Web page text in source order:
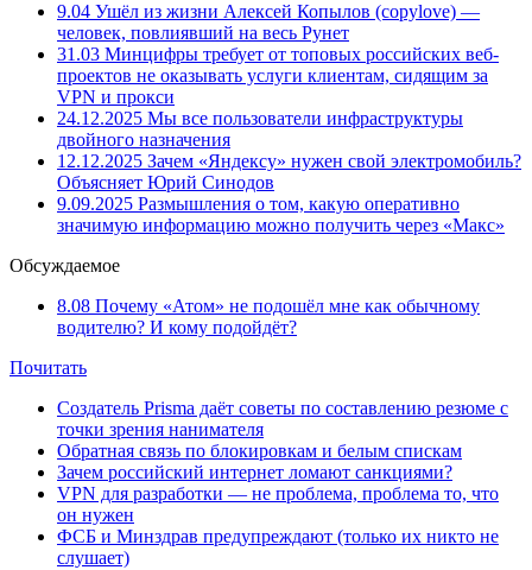
9.04 Ушёл из жизни Алексей Копылов (copylove) —
человек, повлиявший на весь Рунет
31.03 Минцифры требует от топовых российских веб-
проектов не оказывать услуги клиентам, сидящим за
VPN и прокси
24.12.2025 Мы все пользователи инфраструктуры
двойного назначения
12.12.2025 Зачем «Яндексу» нужен свой электромобиль?
Объясняет Юрий Синодов
9.09.2025 Размышления о том, какую оперативно
значимую информацию можно получить через «Макс»
Обсуждаемое
8.08 Почему «Атом» не подошёл мне как обычному
водителю? И кому подойдёт?
Почитать
Создатель Prisma даёт советы по составлению резюме с
точки зрения нанимателя
Обратная связь по блокировкам и белым спискам
Зачем российский интернет ломают санкциями?
VPN для разработки — не проблема, проблема то, что
он нужен
ФСБ и Минздрав предупреждают (только их никто не
слушает)